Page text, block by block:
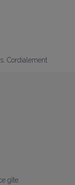
Cordialement
gîte.